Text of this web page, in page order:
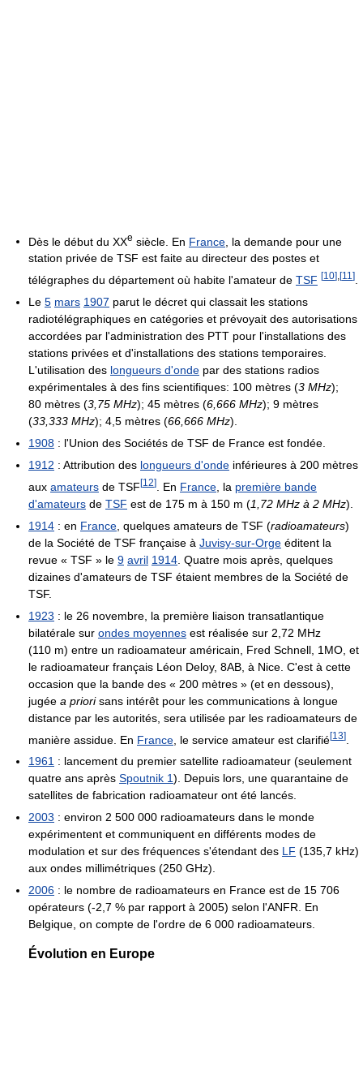
Dès le début du XXe siècle. En France , la demande pour une
station privée de TSF est faite au directeur des postes et
télégraphes du département où habite l'amateur de TSF [10] [11 ]
Le 5 mars 1907 parut le décret qui classait les stations
radiotélégraphiques en catégories et prévoyait des autorisations
accordées par l'administration des PTT pour l'installations des
stations privées et d'installations des stations temporaires.
L'utilisation des longueurs d'onde par des stations radios
expérimentales à des fins scientifiques: 100 mètres (3 MHz);
80 mètres (3,75 MHz); 45 mètres (6,666 MHz); 9 mètres
(33,333 MHz); 4,5 mètres (66,666 MHz).
1908 : l'Union des Sociétés de TSF de France est fondée.
1912 : Attribution des longueurs d'onde inférieures à 200 mètres
aux amateurs de TSF[12] . En France , la première bande
d'amateurs de TSF est de 175 m à 150 m (1,72 MHz à 2 MHz).
1914 : en France , quelques amateurs de TSF (radioamateurs)
de la Société de TSF française à Juvisy-sur-Orge éditent la
revue « TSF » le 9 avril 1914 . Quatre mois après, quelques
dizaines d'amateurs de TSF étaient membres de la Société de
TSF.
1923 : le 26 novembre, la première liaison transatlantique
bilatérale sur ondes moyennes est réalisée sur 2,72 MHz
(110 m) entre un radioamateur américain, Fred Schnell, 1MO, et
le radioamateur français Léon Deloy, 8AB, à Nice. C'est à cette
occasion que la bande des « 200 mètres » (et en dessous),
jugée a priorisans intérêt pour les communications à longue
distance par les autorités, sera utilisée par les radioamateurs de
manière assidue. En France , le service amateur est clarifié[13]
1961 : lancement du premier satellite radioamateur (seulement
quatre ans après Spoutnik 1). Depuis lors, une quarantaine de
satellites de fabrication radioamateur ont été lancés.
2003 : environ 2 500 000 radioamateurs dans le monde
expérimentent et communiquent en différents modes de
modulation et sur des fréquences s'étendant des LF (135,7 kHz)
aux ondes millimétriques (250 GHz).
2006 : le nombre de radioamateurs en France est de 15 706
opérateurs (-2,7 % par rapport à 2005) selon l'ANFR. En
Belgique, on compte de l'ordre de 6 000 radioamateurs.
Évolution en Europe